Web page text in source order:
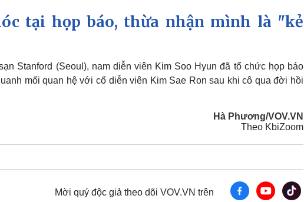
tại họp báo, thừa nhận mình là "kẻ
Stanford (Seoul), nam diễn viên Kim Soo Hyun đã tổ chức họp báo
mối quan hệ với cố diễn viên Kim Sae Ron sau khi cô qua đời hồi
Hà Phương/VOV.VN
Theo KbiZoom
Mời quý độc giả theo dõi VOV.VN trên